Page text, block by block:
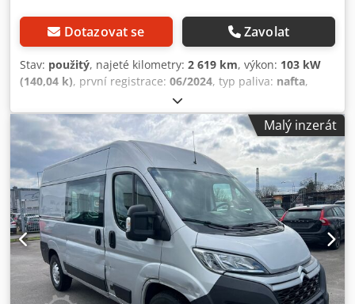
Dotazovat se Zavolat
Stav: použitý, najeté kilometry: 2 619 km, výkon: 103 kW
(140,04 k), první registrace: 06/2024, typ paliva: nafta,
, barva:
mechanický, Přípustná celková hmotnost: 3500 kg
Crsdpfxozq Hy Nj Antof
Malý inzerát